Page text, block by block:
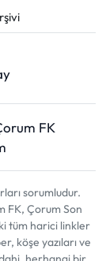
FK
sorumludur.
FK, Çorum Son
tüm harici linkler
köşe yazıları ve